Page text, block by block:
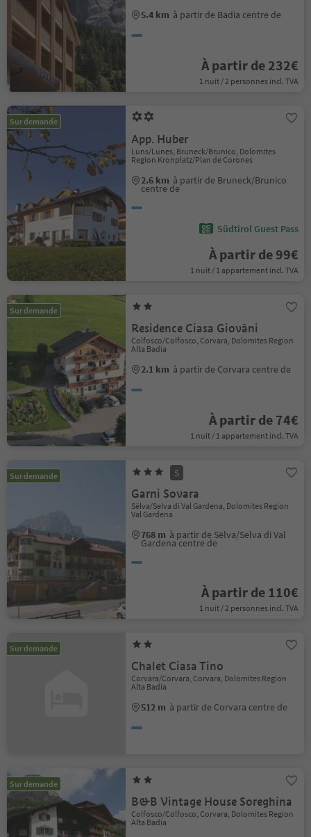
5.4 km à partir de Badia centre de
À partir de 232€
1 nuit / 2 personnes incl. TVA
Sur demande
App. Huber
Luns/Lunes, Bruneck/Brunico, Dolomites
Region Kronplatz/Plan de Corones
2.6 km à partir de Bruneck/Brunico
centre de
Südtirol Guest Pass
À partir de 99€
1 nuit / 1 appartement incl. TVA
Sur demande
Residence Ciasa Giovâni
Colfosco/Colfosco, Corvara, Dolomites Region
Alta Badia
2.1 km à partir de Corvara centre de
À partir de 74€
1 nuit / 1 appartement incl. TVA
Sur demande S
Garni Sovara
Sëlva/Selva di Val Gardena, Dolomites Region
Val Gardena
768 m à partir de Sëlva/Selva di Val
Gardena centre de
À partir de 110€
1 nuit / 2 personnes incl. TVA
Sur demande
Chalet Ciasa Tino
Corvara/Corvara, Corvara, Dolomites Region
Alta Badia
512 m à partir de Corvara centre de
Sur demande
B&B Vintage House Soreghina
Colfosco/Colfosco, Corvara, Dolomites Region
Alta Badia